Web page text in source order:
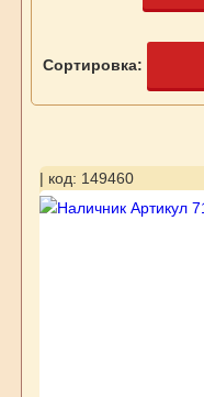
Сортировка:
| код: 149460